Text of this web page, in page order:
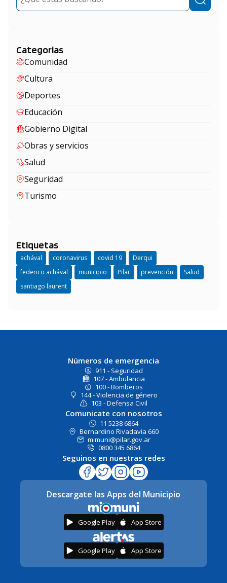
Categorias
Comunidad
Cultura
Deportes
Educación
Gobierno Digital
Obras y servicios
Salud
Seguridad
Turismo
Etiquetas
achával coronavirus covid 19
Derqui
federico achával
municipio Pilar prevención
Salud
santiago laurent
Números de emergencia
911 - Seguridad
107 - Ambulancia
100 - Bomberos
144 - Violencia de género
103 - Defensa Civil
Comunicate con nosotros
11 5238 6864
Bernardino Rivadavia 660
mimuni@pilar.gov.ar
0800 345 6864
Seguinos en nuestras redes
Descargate las Apps del Municipio
Google Play App Store
Google Play App Store